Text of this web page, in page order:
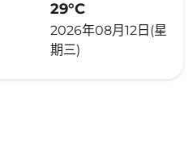
29°C
2026年08月12日(星
期三)